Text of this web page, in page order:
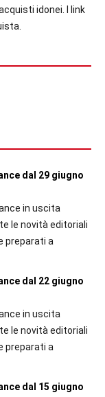
idonei. I link
dal 29 giugno
in uscita
le novità editoriali
preparati a
dal 22 giugno
in uscita
le novità editoriali
preparati a
dal 15 giugno